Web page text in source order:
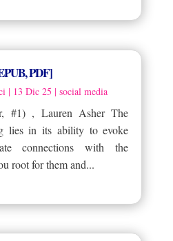
PDF]
| 13 Dic 25 | social media
#1) , Lauren Asher The
lies in its ability to evoke
connections with the
root for them and...